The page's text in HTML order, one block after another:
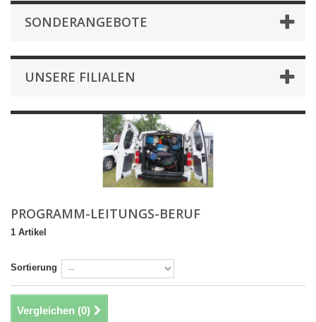
SONDERANGEBOTE
UNSERE FILIALEN
PROGRAMM-LEITUNGS-BERUF
1 Artikel
Sortierung
Vergleichen (0)